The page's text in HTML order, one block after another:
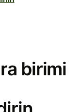
birimi